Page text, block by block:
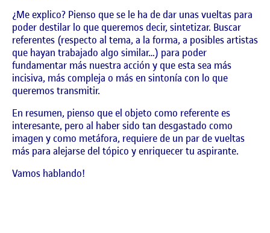
¿Me explico? Pienso que se le ha de dar unas vueltas para
poder destilar lo que queremos decir, sintetizar. Buscar
referentes (respecto al tema, a la forma, a posibles artistas
que hayan trabajado algo similar…) para poder
fundamentar más nuestra acción y que esta sea más
incisiva, más compleja o más en sintonía con lo que
queremos transmitir.
En resumen, pienso que el objeto como referente es
interesante, pero al haber sido tan desgastado como
imagen y como metáfora, requiere de un par de vueltas
más para alejarse del tópico y enriquecer tu aspirante.
Vamos hablando!